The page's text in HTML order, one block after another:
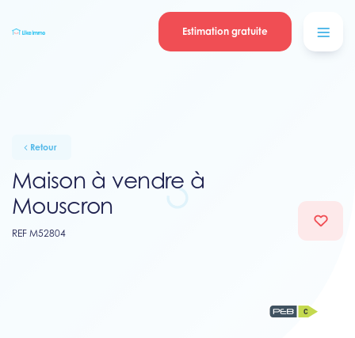
Estimation gratuite
Retour
Maison à vendre à
Mouscron
REF M52804